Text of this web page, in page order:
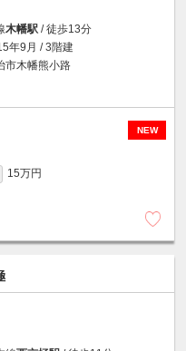
木幡駅/ 徒歩13分
年9月 / 3階建
市木幡熊小路
NEW
15万円